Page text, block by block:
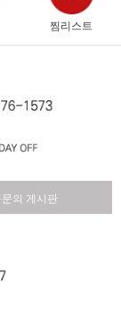
찜리스트
의 게시판